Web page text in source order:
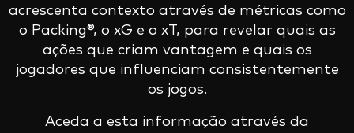
acrescenta contexto através de métricas como
o Packing®, o xG e o xT, para revelar quais as
ações que criam vantagem e quais os
jogadores que influenciam consistentemente
os jogos.
Aceda a esta informação através da